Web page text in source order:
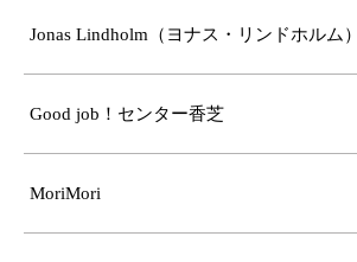
Jonas Lindholm（ヨナス・リンドホルム）
Good job！センター香芝
MoriMori